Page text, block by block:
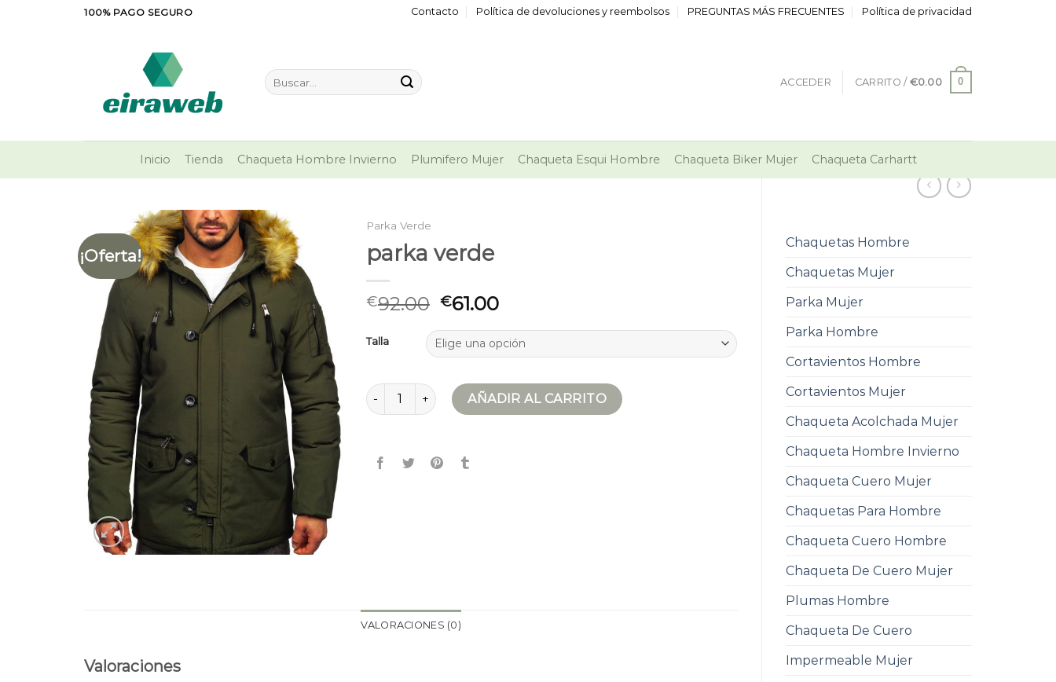
100% PAGO SEGURO Contacto Política de devoluciones y reembolsos PREGUNTAS MÁS FRECUENTES Política de privacidad
Buscar
por:
ACCEDER CARRITO / €0.00 0
Inicio Tienda Chaqueta Hombre Invierno Plumifero Mujer Chaqueta Esqui Hombre Chaqueta Biker Mujer Chaqueta Carhartt
Chaquetas Hombre
Chaquetas Mujer
Parka Mujer
Parka Hombre
Cortavientos Hombre
Cortavientos Mujer
Chaqueta Acolchada Mujer
Chaqueta Hombre Invierno
Chaqueta Cuero Mujer
Chaquetas Para Hombre
Chaqueta Cuero Hombre
Chaqueta De Cuero Mujer
Plumas Hombre
Chaqueta De Cuero
Impermeable Mujer
¡Oferta!
Parka Verde
parka verde
€92.00 €61.00
Talla
parka verde cantidadAÑADIR AL CARRITO
VALORACIONES (0)
Valoraciones